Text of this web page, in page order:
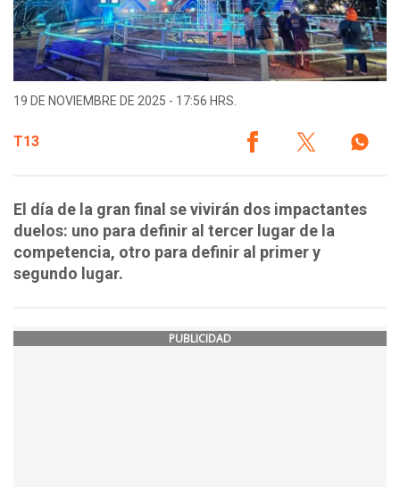
19 DE NOVIEMBRE DE 2025 - 17:56 HRS.
T13
El día de la gran final se vivirán dos impactantes
duelos: uno para definir al tercer lugar de la
competencia, otro para definir al primer y
segundo lugar.
PUBLICIDAD